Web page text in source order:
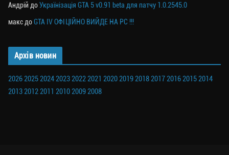
Андрій доУкраїнізація GTA 5 v0.91 beta для патчу 1.0.2545.0
макс доGTA IV ОФІЦІЙНО ВИЙДЕ НА PC !!!
Архів новин
202620252024202320222021 2020201920182017201620152014
201320122011 201020092008